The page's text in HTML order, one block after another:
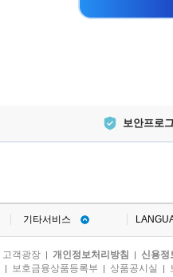
보안프로
기타서비스
고객광장 | 개인정보처리방침 | 신용정
| 보호금융상품등록부 | 상품공시실 |